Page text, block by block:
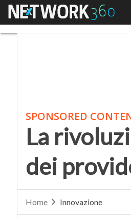
Menu
SPONSORED
La
dei
Home Innovazione